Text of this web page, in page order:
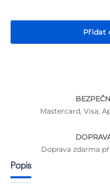
Přidat
Mastercard, Visa,
Doprava zdarma
Popis